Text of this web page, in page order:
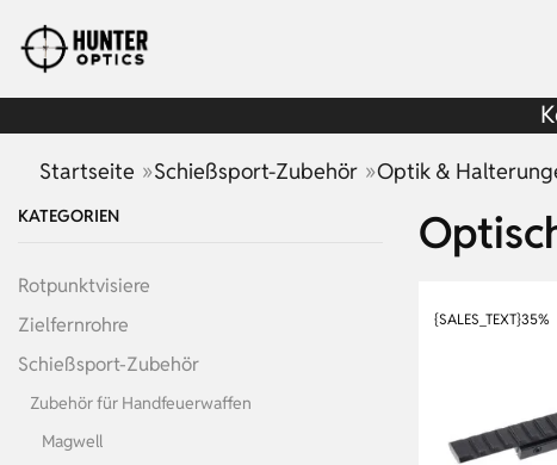
Startseite »Schießsport-Zubehör »Optik &
{SALES_TEXT}35%
KATEGORIEN
Rotpunktvisiere
Zielfernrohre
Schießsport-Zubehör
Zubehör für Handfeuerwaffen
Magwell